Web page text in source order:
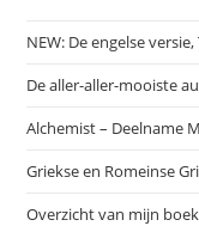
NEW: De engelse
De aller-aller-mooiste
Alchemist – Deelname
Griekse en Romeinse
Overzicht van mijn